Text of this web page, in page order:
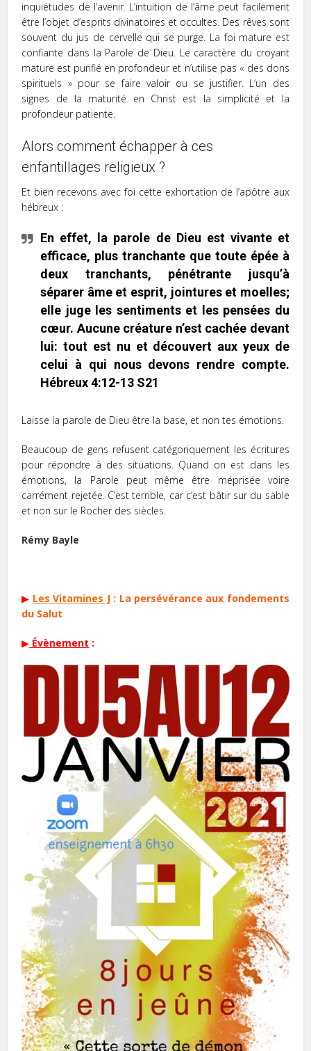
inquiétudes de l’avenir. L’intuition de l’âme peut facilement
être l’objet d’esprits divinatoires et occultes. Des rêves sont
souvent du jus de cervelle qui se purge. La foi mature est
confiante dans la Parole de Dieu. Le caractère du croyant
mature est purifié en profondeur et n’utilise pas « des dons
spirituels » pour se faire valoir ou se justifier. L’un des
signes de la maturité en Christ est la simplicité et la
profondeur patiente.
Alors comment échapper à ces
enfantillages religieux ?
Et bien recevons avec foi cette exhortation de l’apôtre aux
hébreux :
En effet, la parole de Dieu est vivante et
efficace, plus tranchante que toute épée à
deux tranchants, pénétrante jusqu’à
séparer âme et esprit, jointures et moelles;
elle juge les sentiments et les pensées du
cœur. Aucune créature n’est cachée devant
lui: tout est nu et découvert aux yeux de
celui à qui nous devons rendre compte.
Hébreux 4:12-13 S21
Laisse la parole de Dieu être la base, et non tes émotions.
Beaucoup de gens refusent catégoriquement les écritures
pour répondre à des situations. Quand on est dans les
émotions, la Parole peut même être méprisée voire
carrément rejetée. C’est terrible, car c’est bâtir sur du sable
et non sur le Rocher des siècles.
Rémy Bayle
▶ Les Vitamines J : La persévérance aux fondements
du Salut
▶ Évènement :